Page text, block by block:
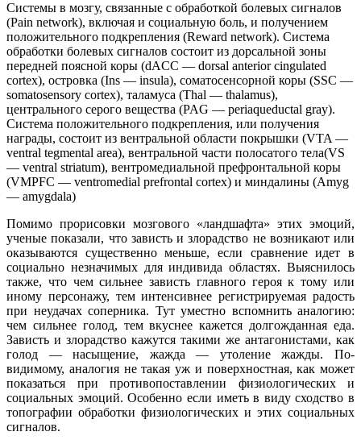
Системы в мозгу, связанные с обработкой болевых сигналов
(Pain network), включая и социальную боль, и получением
положительного подкрепления (Reward network). Система
обработки болевых сигналов состоит из дорсальной зоны
передней поясной коры (dACC — dorsal anterior cingulated
cortex), островка (Ins — insula), соматосенсорной коры (SSC —
somatosensory cortex), таламуса (Thal — thalamus),
центрального серого вещества (PAG — periaqueductal gray).
Система положительного подкрепления, или получения
награды, состоит из вентральной области покрышки (VTA —
ventral tegmental area), вентральной части полосатого тела(VS
— ventral striatum), вентромедиальной префронтальной коры
(VMPFC — ventromedial prefrontal cortex) и миндалины (Amyg
— amygdala)
Помимо прорисовки мозгового «ландшафта» этих эмоций,
ученые показали, что зависть и злорадство не возникают или
оказываются существенно меньше, если сравнение идет в
социально незначимых для индивида областях. Выяснилось
также, что чем сильнее зависть главного героя к тому или
иному персонажу, тем интенсивнее регистрируемая радость
при неудачах соперника. Тут уместно вспомнить аналогию:
чем сильнее голод, тем вкуснее кажется долгожданная еда.
Зависть и злорадство кажутся такими же антагонистами, как
голод — насыщение, жажда — утоление жажды. По-
видимому, аналогия не такая уж и поверхностная, как может
показаться при противопоставлении физиологических и
социальных эмоций. Особенно если иметь в виду сходство в
топографии обработки физиологических и этих социальных
сигналов.